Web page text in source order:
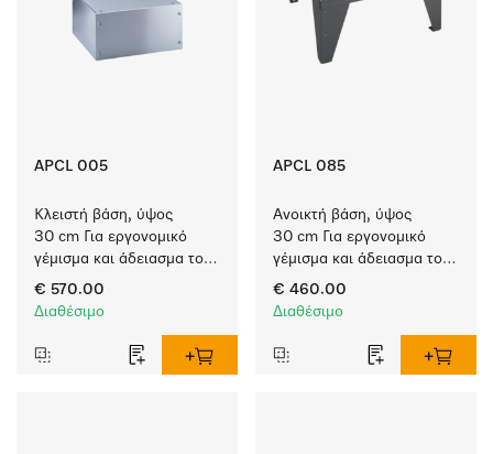
APCL 005
Κλειστή βάση, ύψος
30 cm Για εργονομικό
γέμισμα και άδειασμα του
πλυντηρίου ρούχων και
του στεγνωτηρίου.
€ 570.00
Διαθέσιμο
APCL 085
Ανοικτή βάση, ύψος
30 cm Για εργονομικό
γέμισμα και άδειασμα του
πλυντηρίου ρούχων και
του στεγνωτηρίου.
€ 460.00
Διαθέσιμο